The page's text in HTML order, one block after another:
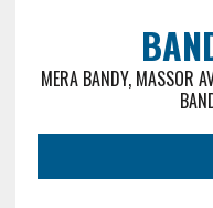
MERA BANDY, MASSOR